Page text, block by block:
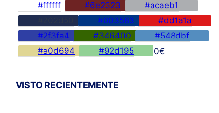
#ffffff #6e2323
#acaeb1
#003583
#dd1a1a
#2f3fa4
#346400
#548dbf
#e0d694
#92d195 45,00€
VISTO RECIENTEMENTE